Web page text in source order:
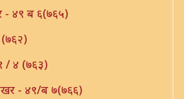
४९ ब ६(७६५)
/ ४ (७६३)
- ४९/ब ७(७६६)